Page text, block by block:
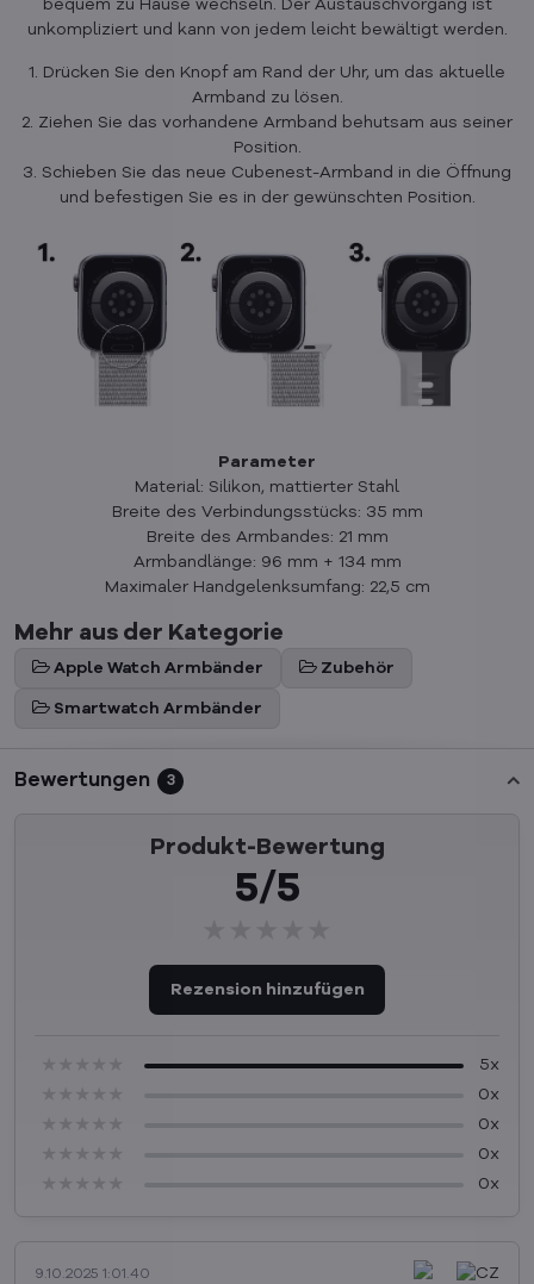
bequem zu Hause wechseln. Der Austauschvorgang ist
unkompliziert und kann von jedem leicht bewältigt werden.
1. Drücken Sie den Knopf am Rand der Uhr, um das aktuelle
Armband zu lösen.
2. Ziehen Sie das vorhandene Armband behutsam aus seiner
Position.
3. Schieben Sie das neue Cubenest-Armband in die Öffnung
und befestigen Sie es in der gewünschten Position.
Parameter
Material: Silikon, mattierter Stahl
Breite des Verbindungsstücks: 35 mm
Breite des Armbandes: 21 mm
Armbandlänge: 96 mm + 134 mm
Maximaler Handgelenksumfang: 22,5 cm
Mehr aus der Kategorie
Apple Watch Armbänder Zubehör
Smartwatch Armbänder
Bewertungen 3
Produkt-Bewertung
5/5
Rezension hinzufügen
5x
0x
0x
0x
0x
9.10.2025 1:01.40